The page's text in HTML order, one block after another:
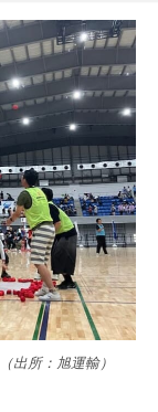
（出所：旭運輸）